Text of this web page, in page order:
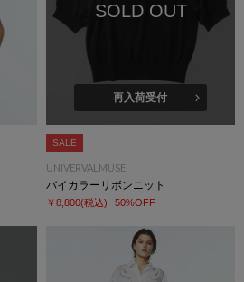
SOLD OUT
再入荷受付
SALE
UNIVERVALMUSE
バイカラーリボンニット
￥8,800(税込) 50%OFF